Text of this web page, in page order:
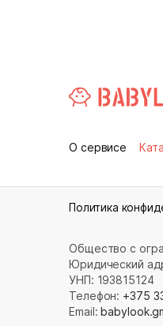
О сервисе
Политика
Общество с
Юридический
УНП: 193815124
Телефон: +375
Email: